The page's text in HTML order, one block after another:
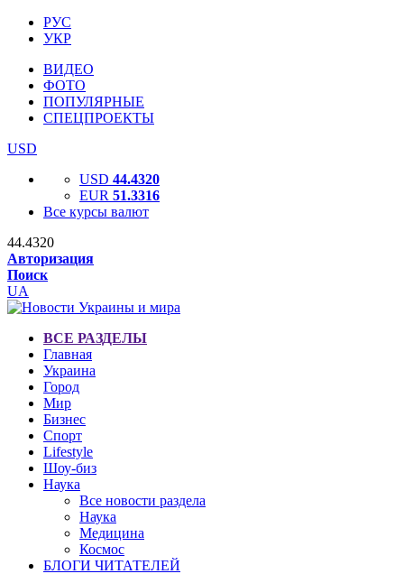
РУС
УКР
ВИДЕО
ФОТО
ПОПУЛЯРНЫЕ
СПЕЦПРОЕКТЫ
USD
USD 44.4320
EUR 51.3316
Все курсы валют
44.4320
Авторизация
Поиск
UA
ВСЕ РАЗДЕЛЫ
Главная
Украина
Город
Мир
Бизнес
Спорт
Lifestyle
Шоу-биз
Наука
Все новости раздела
Наука
Медицина
Космос
БЛОГИ ЧИТАТЕЛЕЙ